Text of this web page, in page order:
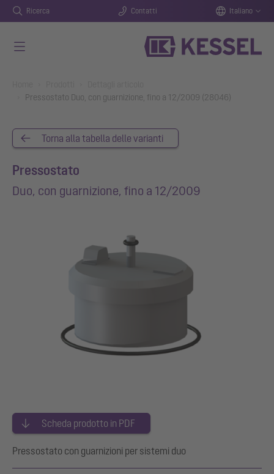
Ricerca Contatti Italiano
Pressostato Duo, con guarnizione, fino a 12/2009 (28046)
Torna alla tabella delle varianti
Pressostato
Duo, con guarnizione, fino a 12/2009
Scheda prodotto in PDF
Pressostato con guarnizioni per sistemi duo